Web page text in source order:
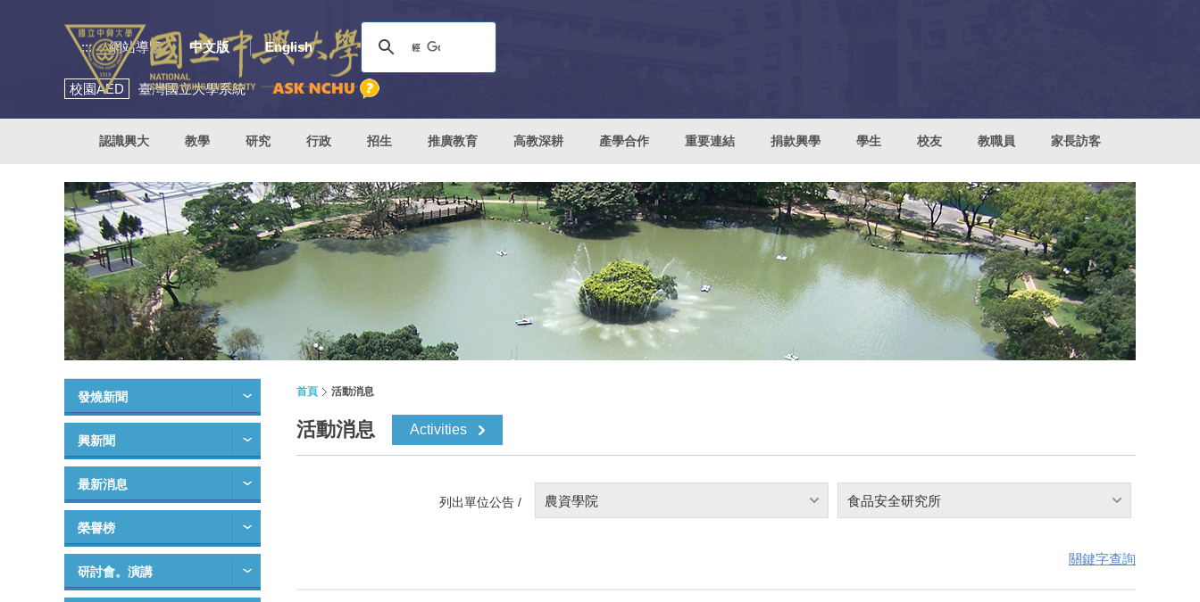
::: 網站導覽 中文版 English
校園AED 臺灣國立大學系統
認識興大 教學 研究 行政 招生 推廣教育 高教深耕 產學合作 重要連結 捐款興學 學生 校友 教職員 家長訪客
發燒新聞
興新聞
最新消息
榮譽榜
研討會。演講
首頁 活動消息
活動消息 Activities
列出單位公告 / 農資學院 食品安全研究所
關鍵字查詢